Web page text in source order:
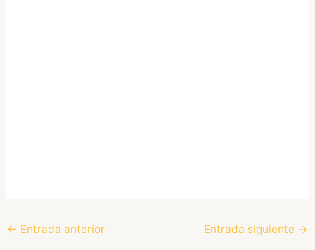
← Entrada anterior Entrada siguiente →